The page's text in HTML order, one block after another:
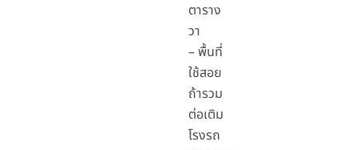
ตาราง
วา
– พื้นที่
ใช้สอย
ถ้ารวม
ต่อเติม
โรงรถ